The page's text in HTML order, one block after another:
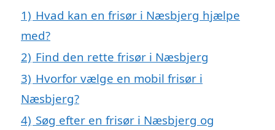
1) Hvad kan en frisør i Næsbjerg hjælpe
med?
2) Find den rette frisør i Næsbjerg
3) Hvorfor vælge en mobil frisør i
Næsbjerg?
4) Søg efter en frisør i Næsbjerg og